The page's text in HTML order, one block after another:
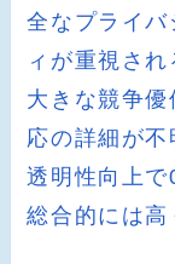
全なプライ
ィが重視さ
大きな競争
応の詳細が
透明性向上で
総合的には高